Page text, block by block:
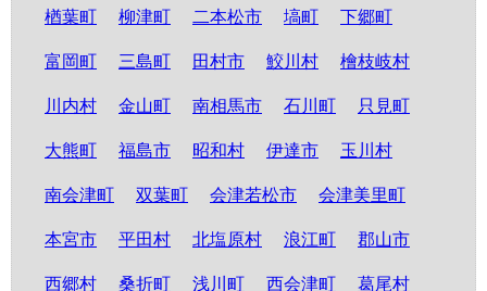
楢葉町 柳津町 二本松市 塙町 下郷町
富岡町 三島町 田村市 鮫川村 檜枝岐村
川内村 金山町 南相馬市 石川町 只見町
大熊町 福島市 昭和村 伊達市 玉川村
南会津町 双葉町 会津若松市 会津美里町
本宮市 平田村 北塩原村 浪江町 郡山市
西郷村 桑折町 浅川町 西会津町 葛尾村